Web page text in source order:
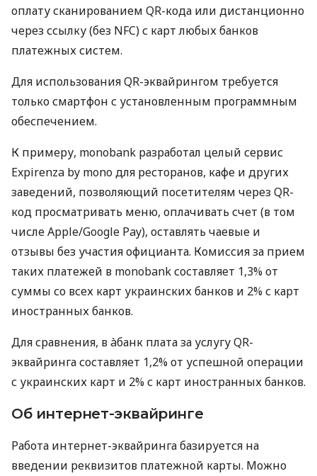
оплату сканированием QR-кода или дистанционно
через ссылку (без NFC) с карт любых банков
платежных систем.
Для использования QR-эквайрингом требуется
только смартфон с установленным программным
обеспечением.
К примеру, monobank разработал целый сервис
Expirenza by mono для ресторанов, кафе и других
заведений, позволяющий посетителям через QR-
код просматривать меню, оплачивать счет (в том
числе Apple/Google Pay), оставлять чаевые и
отзывы без участия официанта. Комиссия за прием
таких платежей в monobank составляет 1,3% от
суммы со всех карт украинских банков и 2% с карт
иностранных банков.
Для сравнения, в àбанк плата за услугу QR-
эквайринга составляет 1,2% от успешной операции
с украинских карт и 2% с карт иностранных банков.
Об интернет-эквайринге
Работа интернет-эквайринга базируется на
введении реквизитов платежной карты. Можно